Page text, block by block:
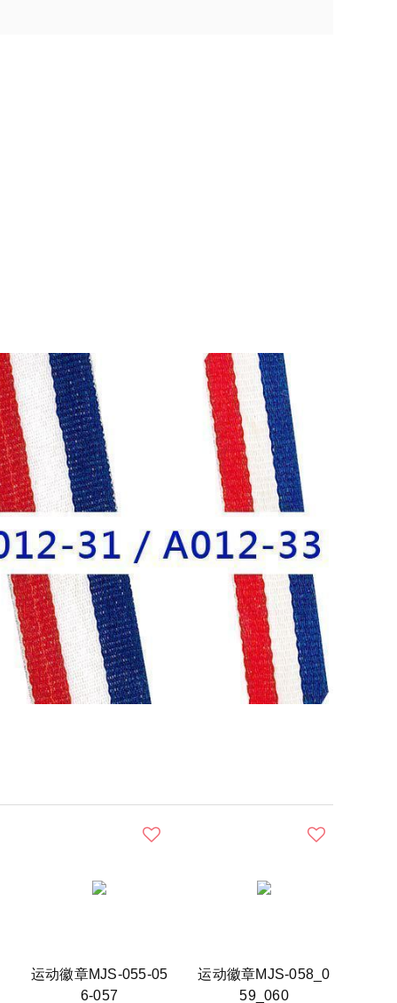
运动徽章MJS-055-05
6-057
运动徽章MJS-058_0
59_060